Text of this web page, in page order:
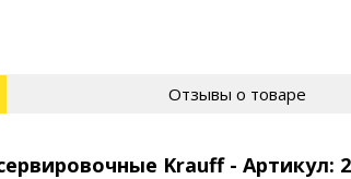
Отзывы о товаре
Krauff - Артикул: